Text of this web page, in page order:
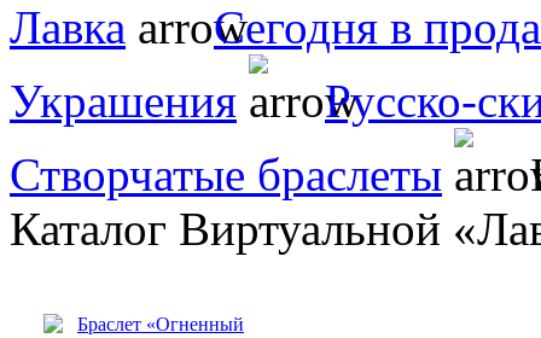
Лавка
Сегодня в
Украшения
Русско-
Створчатые браслеты
Каталог Виртуальной